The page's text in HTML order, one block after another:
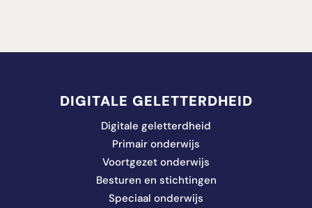
DIGITALE GELETTERDHEID
Digitale geletterdheid
Primair onderwijs
Voortgezet onderwijs
Besturen en stichtingen
Speciaal onderwijs